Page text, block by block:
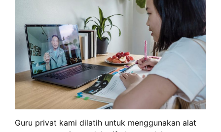
Guru privat kami dilatih untuk menggunakan alat